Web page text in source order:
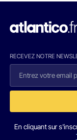
RECEVEZ NOTRE
En cliquant sur